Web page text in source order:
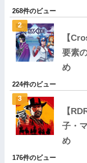
268件のビュー
【
要素
め
224件のビュー
【
子・
め
176件のビュー